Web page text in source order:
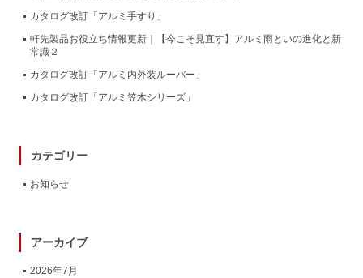
カタログ改訂「アルミ手すり」
軒先製品お役立ち情報更新｜【今こそ見直す】アルミ雨といの進化と新
常識２
カタログ改訂「アルミ内外装ルーバー」
カタログ改訂「アルミ笠木シリーズ」
カテゴリー
お知らせ
アーカイブ
2026年7月